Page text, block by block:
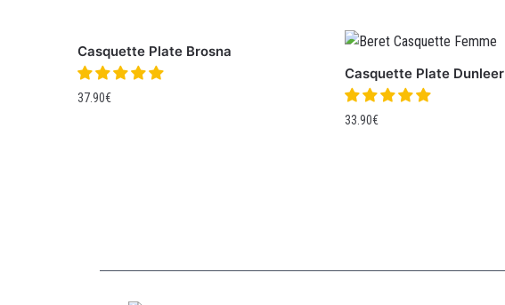
Casquette Plate Brosna
37.90€
Casquette Plate Dunleer
33.90€